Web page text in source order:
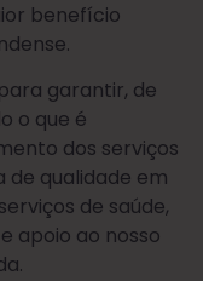
benefício
garantir, de
o que é
dos serviços
de qualidade em
de saúde,
apoio ao nosso